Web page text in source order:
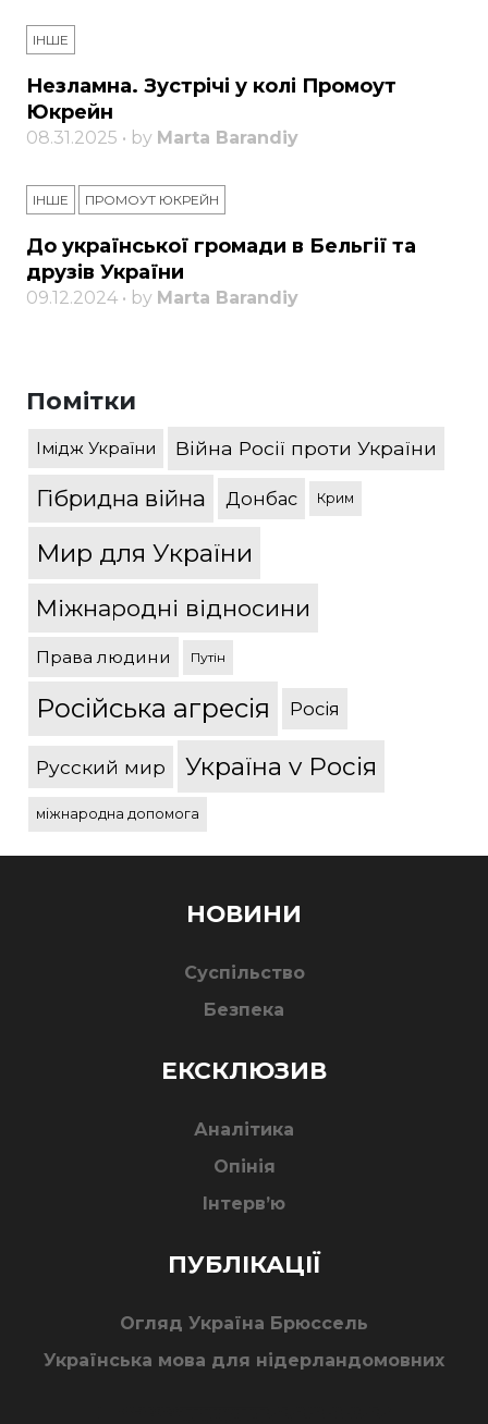
ІНШЕ
Незламна. Зустрічі у колі Промоут
Юкрейн
08.31.2025 • by Marta Barandiy
ІНШЕ ПРОМОУТ ЮКРЕЙН
До української громади в Бельгії та
друзів України
09.12.2024 • by Marta Barandiy
Помітки
Імідж України Війна Росії проти України
Гібридна війна Донбас Крим
Мир для України
Міжнародні відносини
Права людини Путін
Російська агресія Росія
Русский мир Україна v Росія
міжнародна допомога
НОВИНИ
Суспільство
Безпека
ЕКСКЛЮЗИВ
Аналітика
Опінія
Інтерв’ю
ПУБЛІКАЦІЇ
Огляд Україна Брюссель
Українська мова для нідерландомовних